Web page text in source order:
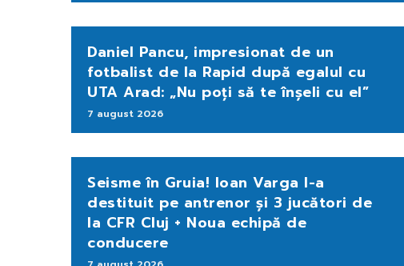
Daniel Pancu, impresionat de un
fotbalist de la Rapid după egalul cu
UTA Arad: „Nu poți să te înșeli cu el”
7 august 2026
Seisme în Gruia! Ioan Varga l-a
destituit pe antrenor și 3 jucători de
la CFR Cluj + Noua echipă de
conducere